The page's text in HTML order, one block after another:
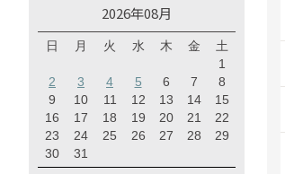
2026年08月
日 月 火 水 木 金
土
1
2
3 4 5 6 7
8
9
10 11 12 13 14
15
16
17 18 19 20 21
22
23
24 25 26 27 28
29
30
31